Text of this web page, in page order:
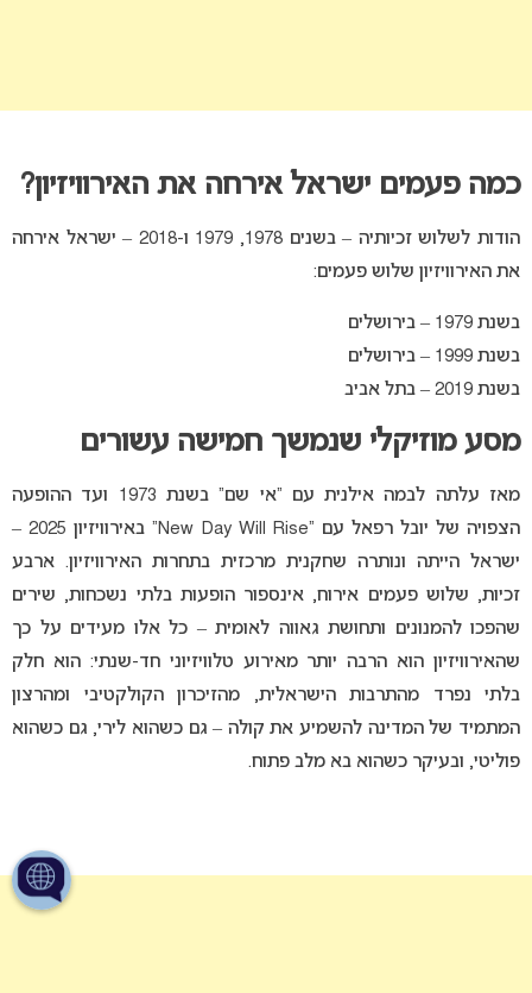
כמה פעמים ישראל אירחה את האירוויזיון?
הודות לשלוש זכיותיה – בשנים 1978, 1979 ו-2018 – ישראל אירחה
את האירוויזיון שלוש פעמים:
בשנת 1979 – בירושלים
בשנת 1999 – בירושלים
בשנת 2019 – בתל אביב
מסע מוזיקלי שנמשך חמישה עשורים
מאז עלתה לבמה אילנית עם “אי שם” בשנת 1973 ועד ההופעה
הצפויה של יובל רפאל עם “New Day Will Rise” באירוויזיון 2025 –
ישראל הייתה ונותרה שחקנית מרכזית בתחרות האירוויזיון. ארבע
זכיות, שלוש פעמים אירוח, אינספור הופעות בלתי נשכחות, שירים
שהפכו להמנונים ותחושת גאווה לאומית – כל אלו מעידים על כך
שהאירוויזיון הוא הרבה יותר מאירוע טלוויזיוני חד-שנתי: הוא חלק
בלתי נפרד מהתרבות הישראלית, מהזיכרון הקולקטיבי ומהרצון
המתמיד של המדינה להשמיע את קולה – גם כשהוא לירי, גם כשהוא
פוליטי, ובעיקר כשהוא בא מלב פתוח.